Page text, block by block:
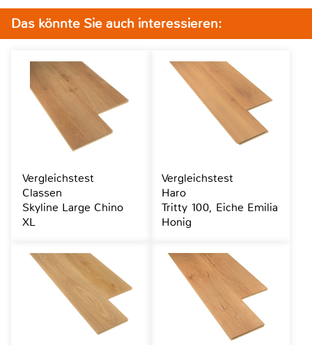
Das könnte Sie auch interessieren:
Vergleichstest
Classen
Skyline Large Chino
XL
Vergleichstest
Haro
Tritty 100, Eiche Emilia
Honig